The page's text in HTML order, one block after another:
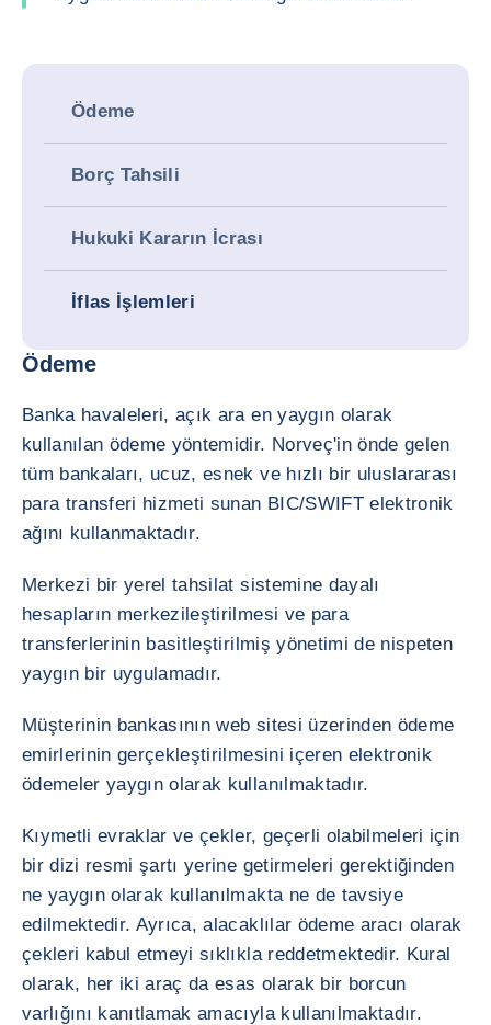
Ödeme
Borç Tahsili
Hukuki Kararın İcrası
İflas İşlemleri
Ödeme
Banka havaleleri, açık ara en yaygın olarak
kullanılan ödeme yöntemidir. Norveç'in önde gelen
tüm bankaları, ucuz, esnek ve hızlı bir uluslararası
para transferi hizmeti sunan BIC/SWIFT elektronik
ağını kullanmaktadır.
Merkezi bir yerel tahsilat sistemine dayalı
hesapların merkezileştirilmesi ve para
transferlerinin basitleştirilmiş yönetimi de nispeten
yaygın bir uygulamadır.
Müşterinin bankasının web sitesi üzerinden ödeme
emirlerinin gerçekleştirilmesini içeren elektronik
ödemeler yaygın olarak kullanılmaktadır.
Kıymetli evraklar ve çekler, geçerli olabilmeleri için
bir dizi resmi şartı yerine getirmeleri gerektiğinden
ne yaygın olarak kullanılmakta ne de tavsiye
edilmektedir. Ayrıca, alacaklılar ödeme aracı olarak
çekleri kabul etmeyi sıklıkla reddetmektedir. Kural
olarak, her iki araç da esas olarak bir borcun
varlığını kanıtlamak amacıyla kullanılmaktadır.